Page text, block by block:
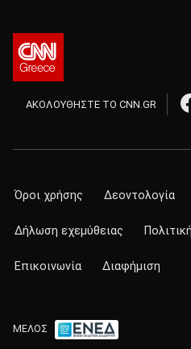
ΑΚΟΛΟΥΘΗΣΤΕ ΤΟ CNN.GR
Όροι χρήσης Δεοντολογία
Δήλωση εχεμύθειας
Επικοινωνία Διαφήμιση
ΜΕΛΟΣ